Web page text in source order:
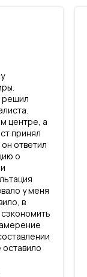
решил
центре, а
принял
ответил
о
у меня
в
оставило